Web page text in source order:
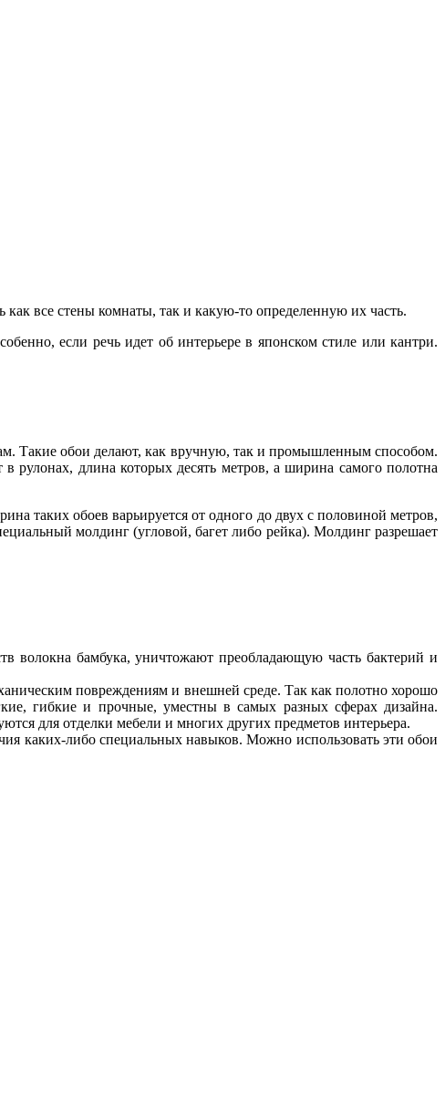
все стены комнаты, так и какую-то определенную их часть.
если речь идет об интерьере в японском стиле или кантри.
Такие обои делают, как вручную, так и промышленным способом.
рулонах, длина которых десять метров, а ширина самого полотна
таких обоев варьируется от одного до двух с половиной метров,
молдинг (угловой, багет либо рейка). Молдинг разрешает
волокна бамбука, уничтожают преобладающую часть бактерий и
повреждениям и внешней среде. Так как полотно хорошо
гибкие и прочные, уместны в самых разных сферах дизайна.
для отделки мебели и многих других предметов интерьера.
каких-либо специальных навыков. Можно использовать эти обои